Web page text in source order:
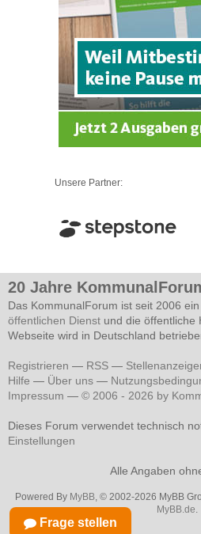
Frage stellen
Unsere Partner:
20 Jahre
Das KommunalForum ist seit 2006
öffentlichen Dienst und die öffentliche
Webseite wird in Deutschland
Registrieren — RSS —
Hilfe — Über uns —
Impressum — © 2006 - 2026 by
Dieses Forum verwendet technisch
Einstellungen
Alle Angaben
Powered By MyBB , © 2002-2026 MyBB
MyBB.de